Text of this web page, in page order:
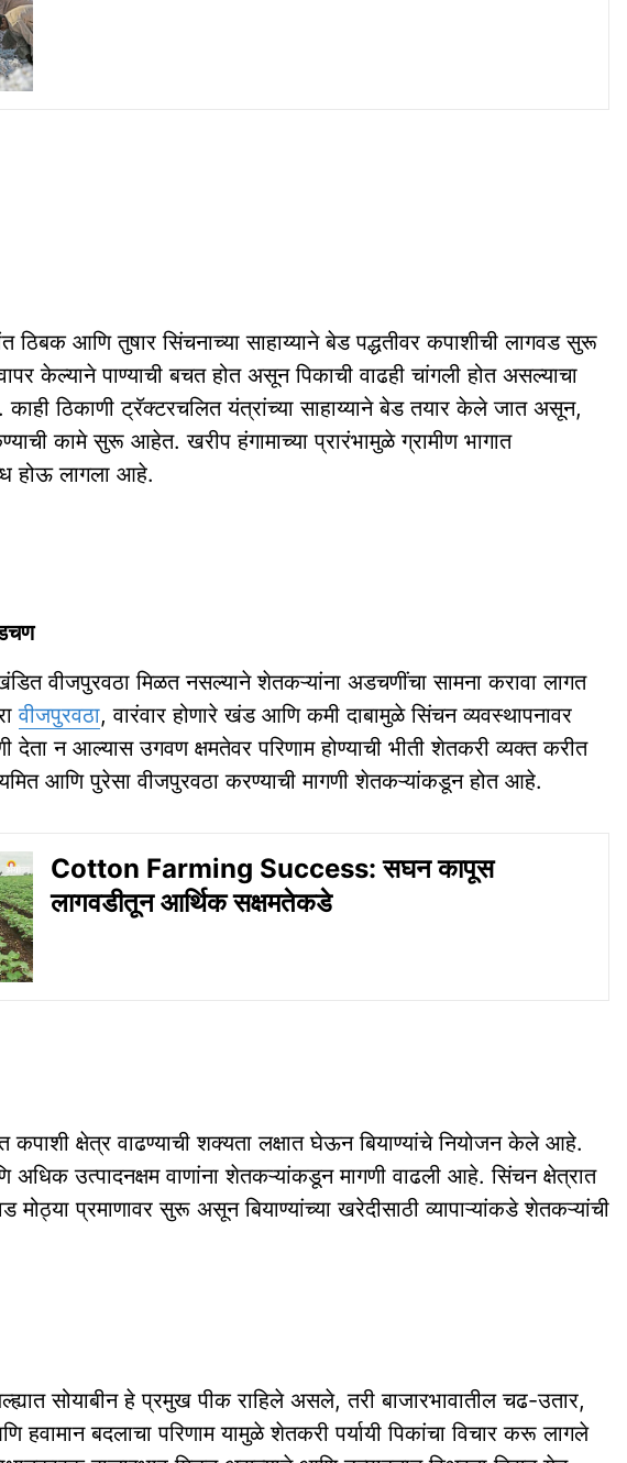
ठिबक आणि तुषार सिंचनाच्या साहाय्याने बेड पद्धतीवर कपाशीची लागवड सुरू
केल्याने पाण्याची बचत होत असून पिकाची वाढही चांगली होत असल्याचा
ठिकाणी ट्रॅक्टरचलित यंत्रांच्या साहाय्याने बेड तयार केले जात असून,
कामे सुरू आहेत. खरीप हंगामाच्या प्रारंभामुळे ग्रामीण भागात
होऊ लागला आहे.
वीजपुरवठा मिळत नसल्याने शेतकऱ्यांना अडचणींचा सामना करावा लागत
वीजपुरवठा, वारंवार होणारे खंड आणि कमी दाबामुळे सिंचन व्यवस्थापनावर
देता न आल्यास उगवण क्षमतेवर परिणाम होण्याची भीती शेतकरी व्यक्त करीत
आणि पुरेसा वीजपुरवठा करण्याची मागणी शेतकऱ्यांकडून होत आहे.
Cotton Farming Success: सघन कापूस
लागवडीतून आर्थिक सक्षमतेकडे
कपाशी क्षेत्र वाढण्याची शक्यता लक्षात घेऊन बियाण्यांचे नियोजन केले आहे.
अधिक उत्पादनक्षम वाणांना शेतकऱ्यांकडून मागणी वाढली आहे. सिंचन क्षेत्रात
मोठ्या प्रमाणावर सुरू असून बियाण्यांच्या खरेदीसाठी व्यापाऱ्यांकडे शेतकऱ्यांची
सोयाबीन हे प्रमुख पीक राहिले असले, तरी बाजारभावातील चढ-उतार,
हवामान बदलाचा परिणाम यामुळे शेतकरी पर्यायी पिकांचा विचार करू लागले